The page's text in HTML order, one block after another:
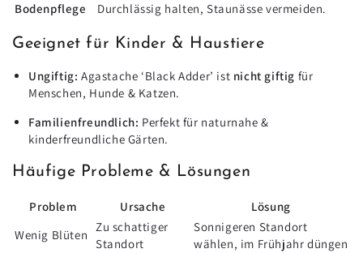
Bodenpflege
Durchlässig halten, Staunässe vermeiden.
Geeignet für Kinder & Haustiere
Ungiftig: Agastache ‘Black Adder’ ist nicht giftig für
Menschen, Hunde & Katzen.
Familienfreundlich: Perfekt für naturnahe &
kinderfreundliche Gärten.
Häufige Probleme & Lösungen
Problem Ursache
Lösung
Wenig Blüten
Zu schattiger
Standort
Sonnigeren Standort
wählen, im Frühjahr düngen